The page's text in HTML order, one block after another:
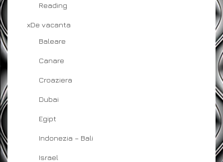
Reading
xDe vacanta
Baleare
Canare
Croaziera
Dubai
Egipt
Indonezia – Bali
Israel